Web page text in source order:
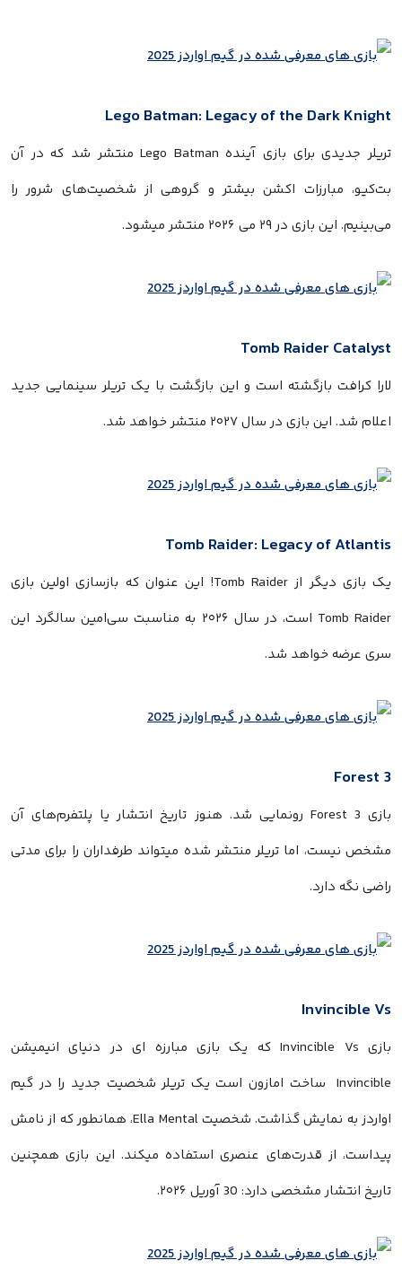
Lego Batman: Legacy of the Dark Knight
تریلر جدیدی برای بازی آینده Lego Batman منتشر شد که در آن
بت‌کیو، مبارزات اکشن بیشتر و گروهی از شخصیت‌های شرور را
می‌بینیم. این بازی در ۲۹ می ۲۰۲۶ منتشر میشود.
Tomb Raider Catalyst
لارا کرافت بازگشته است و این بازگشت با یک تریلر سینمایی جدید
اعلام شد. این بازی در سال ۲۰۲۷ منتشر خواهد شد.
Tomb Raider: Legacy of Atlantis
یک بازی دیگر از Tomb Raider! این عنوان که بازسازی اولین بازی
Tomb Raider است، در سال ۲۰۲۶ به مناسبت سی‌امین سالگرد این
سری عرضه خواهد شد.
Forest 3
بازی Forest 3 رونمایی شد. هنوز تاریخ انتشار یا پلتفرم‌های آن
مشخص نیست، اما تریلر منتشر شده میتواند طرفداران را برای مدتی
راضی نگه دارد.
Invincible Vs
بازی Invincible Vs که یک بازی مبارزه ای در دنیای انیمیشن
Invincible ساخت امازون است یک تریلر شخصیت جدید را در گیم
اواردز به نمایش گذاشت. شخصیت Ella Mental، همانطور که از نامش
پیداست، از قدرت‌های عنصری استفاده میکند. این بازی همچنین
تاریخ انتشار مشخصی دارد: 30 آوریل ۲۰۲۶.